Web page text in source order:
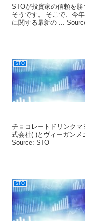
STOが投資家の信頼を
そうです。 そこで、今
に関する最新の ...
STO
チョコレートドリンク
式会社( )とヴィーガンメ
Source: STO
STO